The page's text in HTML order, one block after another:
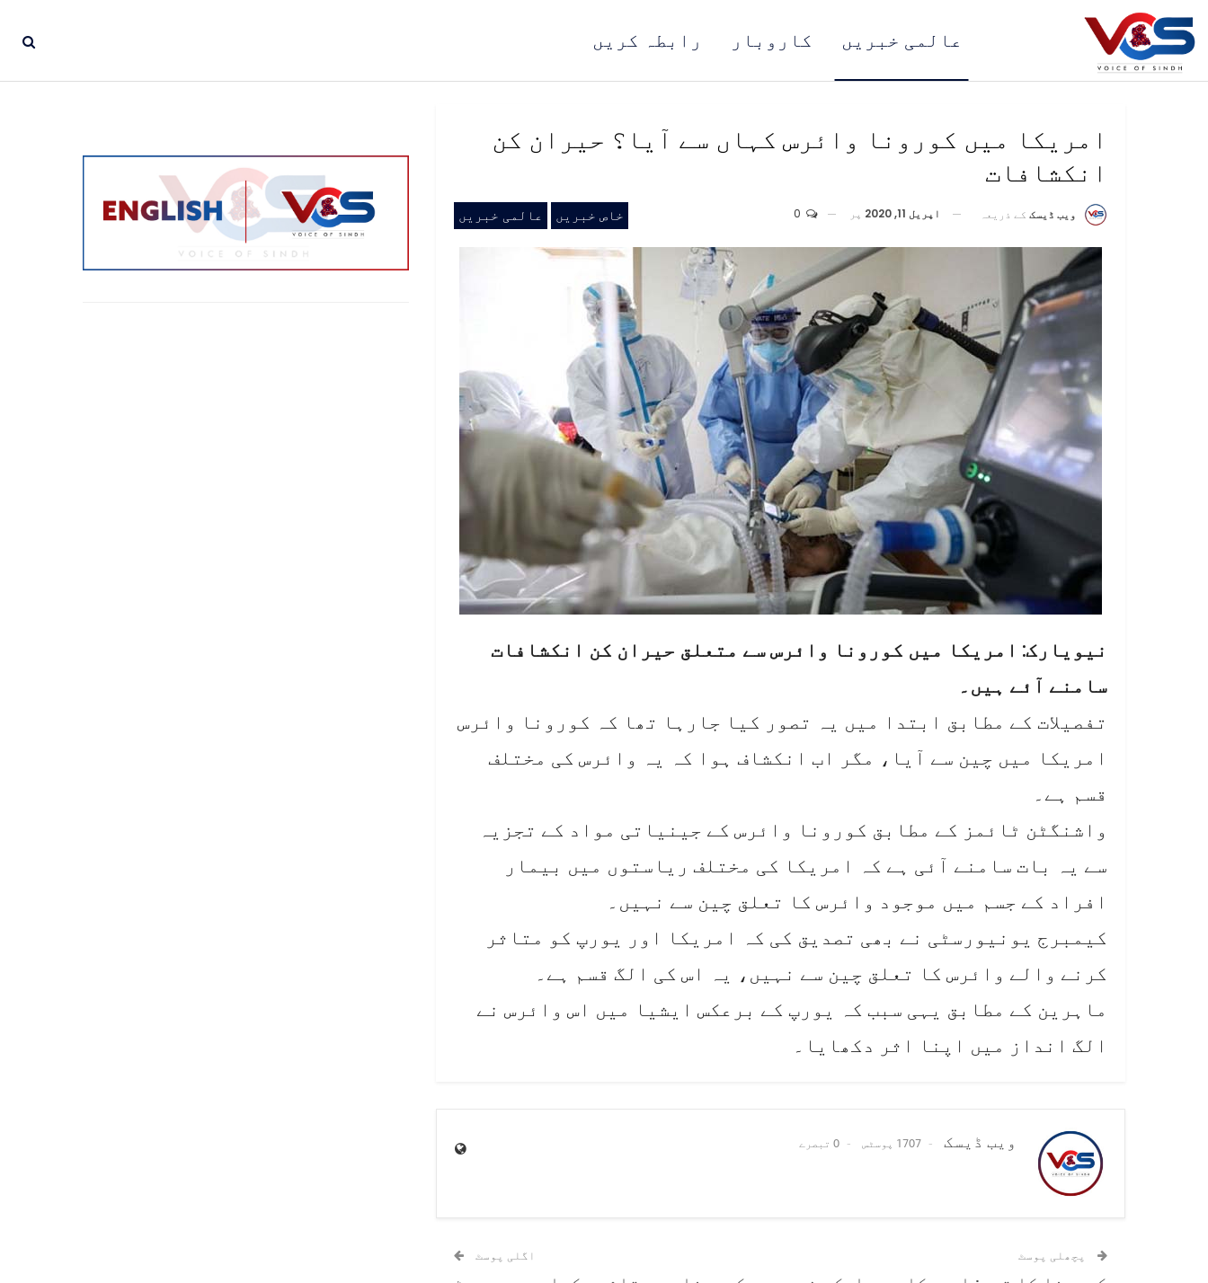
رابطہ کریں کاروبار عالمی خبریں
امریکا میں کورونا وائرس کہاں سے آیا؟ حیران کن
انکشافات
خاص خبریں عالمی خبریں ویب ڈیسک کے ذریعہ اپریل 11, 2020 پر
نیویارک: امریکا میں کورونا وائرس سے متعلق حیران کن انکشافات
سامنے آئے ہیں۔
تفصیلات کے مطابق ابتدا میں یہ تصور کیا جارہا تھا کہ کورونا وائرس
امریکا میں چین سے آیا، مگر اب انکشاف ہوا کہ یہ وائرس کی مختلف
قسم ہے۔
واشنگٹن ٹائمز کے مطابق کورونا وائرس کے جینیاتی مواد کے تجزیہ
سے یہ بات سامنے آئی ہے کہ امریکا کی مختلف ریاستوں میں بیمار
افراد کے جسم میں موجود وائرس کا تعلق چین سے نہیں۔
کیمبرج یونیورسٹی نے بھی تصدیق کی کہ امریکا اور یورپ کو متاثر
کرنے والے وائرس کا تعلق چین سے نہیں، یہ اس کی الگ قسم ہے۔
ماہرین کے مطابق یہی سبب کہ یورپ کے برعکس ایشیا میں اس وائرس نے
الگ انداز میں اپنا اثر دکھایا۔
ویب ڈیسک 1707 پوسٹس 0 تبصرے
پچھلی پوسٹ اگلی پوسٹ